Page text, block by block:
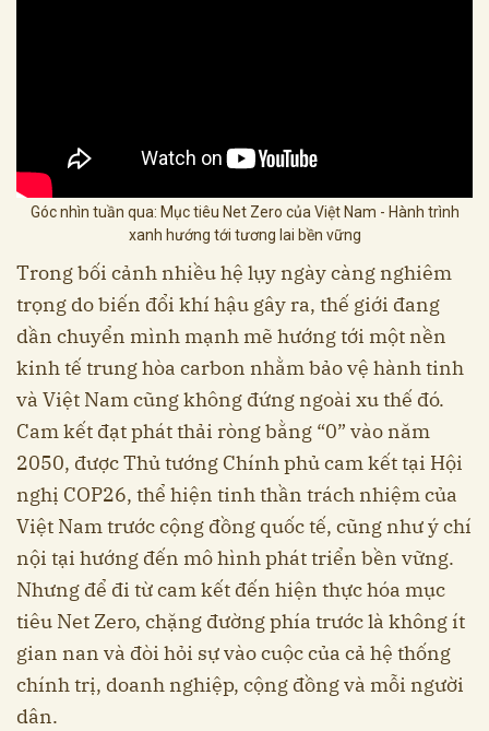
Góc nhìn tuần qua: Mục tiêu Net Zero của Việt Nam - Hành trình
xanh hướng tới tương lai bền vững
Trong bối cảnh nhiều hệ lụy ngày càng nghiêm
trọng do biến đổi khí hậu gây ra, thế giới đang
dần chuyển mình mạnh mẽ hướng tới một nền
kinh tế trung hòa carbon nhằm bảo vệ hành tinh
và Việt Nam cũng không đứng ngoài xu thế đó.
Cam kết đạt phát thải ròng bằng “0” vào năm
2050, được Thủ tướng Chính phủ cam kết tại Hội
nghị COP26, thể hiện tinh thần trách nhiệm của
Việt Nam trước cộng đồng quốc tế, cũng như ý chí
nội tại hướng đến mô hình phát triển bền vững.
Nhưng để đi từ cam kết đến hiện thực hóa mục
tiêu Net Zero, chặng đường phía trước là không ít
gian nan và đòi hỏi sự vào cuộc của cả hệ thống
chính trị, doanh nghiệp, cộng đồng và mỗi người
dân.